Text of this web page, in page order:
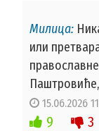
Милица:
или
15.06.2026
9 3